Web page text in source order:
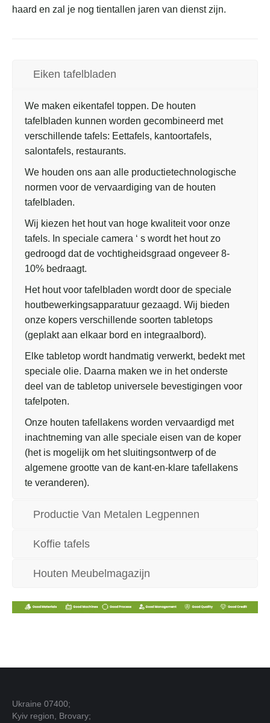
haard en zal je nog tientallen jaren van dienst zijn.
Eiken tafelbladen
We maken eikentafel toppen. De houten
tafelbladen kunnen worden gecombineerd met
verschillende tafels: Eettafels, kantoortafels,
salontafels, restaurants.
We houden ons aan alle productietechnologische
normen voor de vervaardiging van de houten
tafelbladen.
Wij kiezen het hout van hoge kwaliteit voor onze
tafels. In speciale camera ‘ s wordt het hout zo
gedroogd dat de vochtigheidsgraad ongeveer 8-
10% bedraagt.
Het hout voor tafelbladen wordt door de speciale
houtbewerkingsapparatuur gezaagd. Wij bieden
onze kopers verschillende soorten tabletops
(geplakt aan elkaar bord en integraalbord).
Elke tabletop wordt handmatig verwerkt, bedekt met
speciale olie. Daarna maken we in het onderste
deel van de tabletop universele bevestigingen voor
tafelpoten.
Onze houten tafellakens worden vervaardigd met
inachtneming van alle speciale eisen van de koper
(het is mogelijk om het sluitingsontwerp of de
algemene grootte van de kant-en-klare tafellakens
te veranderen).
Productie Van Metalen Legpennen
Koffie tafels
Houten Meubelmagazijn
Ukraine 07400;
Kyiv region, Brovary;